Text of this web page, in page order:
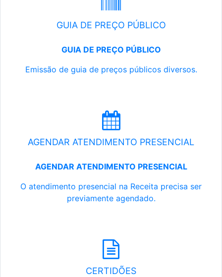
GUIA DE PREÇO PÚBLICO
GUIA DE PREÇO PÚBLICO
Emissão de guia de preços públicos diversos.
AGENDAR ATENDIMENTO PRESENCIAL
AGENDAR ATENDIMENTO PRESENCIAL
O atendimento presencial na Receita precisa ser
previamente agendado.
CERTIDÕES